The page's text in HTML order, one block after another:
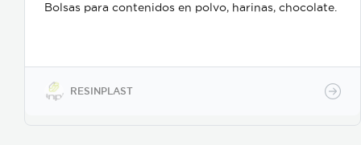
Bolsas para contenidos en polvo, harinas, chocolate.
RESINPLAST